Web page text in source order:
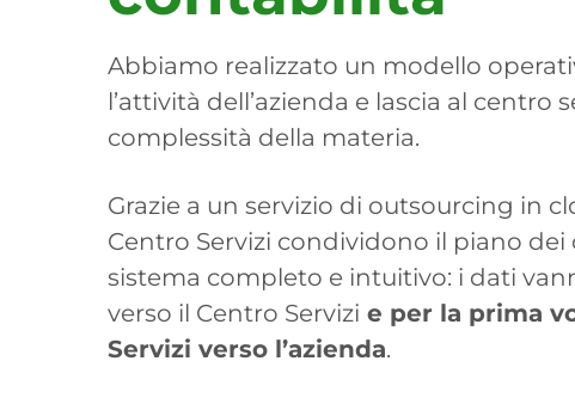
Abbiamo realizzato un modello
l’attività dell’azienda e lascia al centro
complessità della materia.
Grazie a un servizio di outsourcing in
Centro Servizi condividono il piano dei
sistema completo e intuitivo: i dati
verso il Centro Servizi e per la prima
Servizi verso l’azienda.